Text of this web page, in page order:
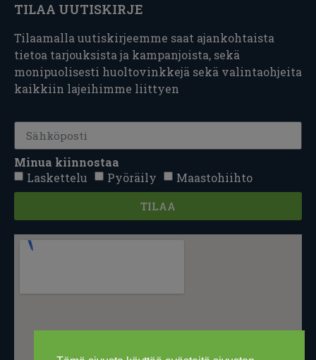
TILAA UUTISKIRJE
Tilaamalla uutiskirjeemme saat ajankohtaista
tietoa tarjouksista ja kampanjoista, sekä
monipuolisesti huoltovinkkejä sekä valintaohjeita
kaikkiin lajeihimme liittyen
Minua kiinnostaa
Laskettelu
Pyöräily Maastohiihto
TILAA